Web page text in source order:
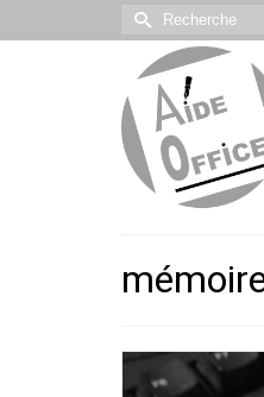
Rechercher :